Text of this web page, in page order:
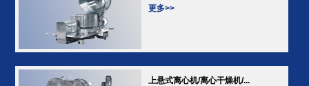
更多>>
上悬式离心机/离心干燥机/...